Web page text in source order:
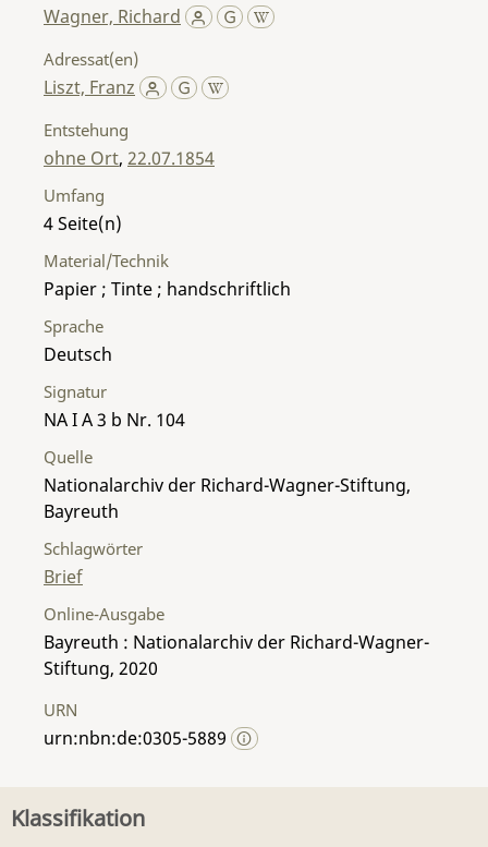
Wagner, Richard
Adressat(en)
Liszt, Franz
Entstehung
ohne Ort, 22.07.1854
Umfang
4
Material/Technik
Papier ; Tinte ; handschriftlich
Sprache
Deutsch
Signatur
NA I A 3 b Nr. 104
Quelle
Nationalarchiv der Richard-Wagner-Stiftung,
Bayreuth
Schlagwörter
Brief
Online-Ausgabe
Bayreuth : Nationalarchiv der Richard-Wagner-
Stiftung, 2020
URN
urn:nbn:de:0305-5889
Klassifikation